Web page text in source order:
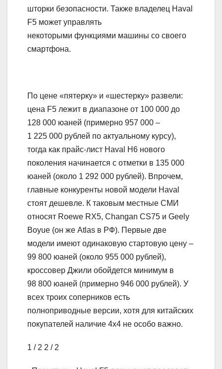
шторки безопасности. Также владелец Haval
F5 может управлять
некоторыми функциями машины со своего
смартфона.
По цене «пятерку» и «шестерку» развели:
цена F5 лежит в диапазоне от 100 000 до
128 000 юаней (примерно 957 000 –
1 225 000 рублей по актуальному курсу),
тогда как прайс-лист Haval H6 нового
поколения начинается с отметки в 135 000
юаней (около 1 292 000 рублей). Впрочем,
главные конкуренты новой модели Haval
стоят дешевле. К таковым местные СМИ
относят Roewe RX5, Changan CS75 и Geely
Boyue (он же Atlas в РФ). Первые две
модели имеют одинаковую стартовую цену –
99 800 юаней (около 955 000 рублей),
кроссовер Джили обойдется минимум в
98 800 юаней (примерно 946 000 рублей). У
всех троих соперников есть
полноприводные версии, хотя для китайских
покупателей наличие 4х4 не особо важно.
1 / 2 2 / 2